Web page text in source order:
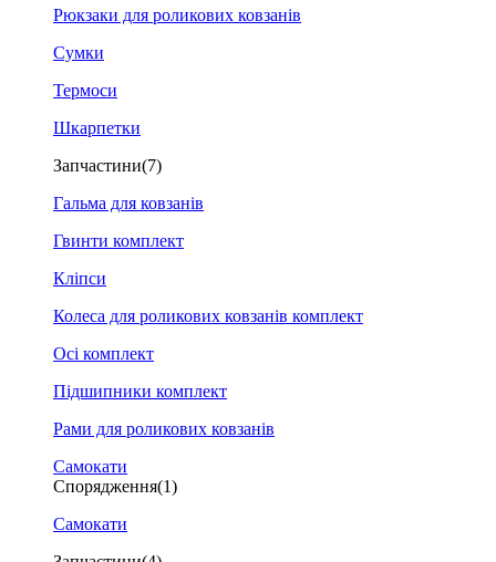
Рюкзаки для роликових ковзанів
Сумки
Термоси
Шкарпетки
Запчастини(7)
Гальма для ковзанів
Гвинти комплект
Кліпси
Колеса для роликових ковзанів комплект
Осі комплект
Підшипники комплект
Рами для роликових ковзанів
Самокати
Спорядження(1)
Самокати